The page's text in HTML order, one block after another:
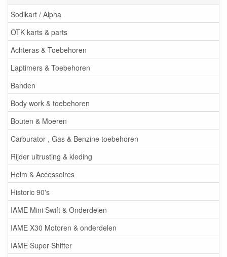
Sodikart / Alpha
OTK karts & parts
Achteras & Toebehoren
Laptimers & Toebehoren
Banden
Body work & toebehoren
Bouten & Moeren
Carburator , Gas & Benzine toebehoren
Rijder uitrusting & kleding
Helm & Accessoires
Historic 90's
IAME Mini Swift & Onderdelen
IAME X30 Motoren & onderdelen
IAME Super Shifter